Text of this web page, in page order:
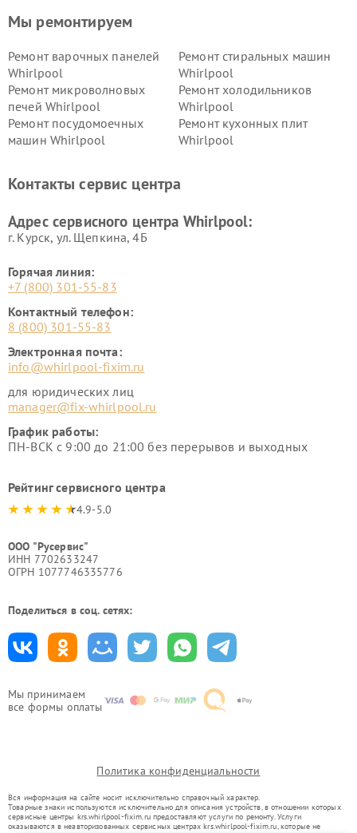
Мы принимаем
все формы оплаты
Мы ремонтируем
Ремонт варочных панелей
Whirlpool
Ремонт стиральных машин
Whirlpool
Ремонт микроволновых
печей Whirlpool
Ремонт холодильников
Whirlpool
Ремонт посудомоечных
машин Whirlpool
Ремонт кухонных плит
Whirlpool
Контакты сервис центра
Адрес сервисного центра Whirlpool:
г. Курск, ул. Щепкина, 4Б
Горячая линия:
+7 (800) 301-55-83
Контактный телефон:
8 (800) 301-55-83
Электронная почта:
info@whirlpool-fixim.ru
для юридических лиц
manager@fix-whirlpool.ru
График работы:
ПН-ВСК с 9:00 до 21:00 без перерывов и выходных
Рейтинг сервисного центра
4.9-5.0
ООО "Русервис"
ИНН 7702633247
ОГРН 1077746335776
Поделиться в соц. сетях:
Политика конфиденциальности
Вся информация на сайте носит исключительно справочный характер.
Товарные знаки используются исключительно для описания устройств, в отношении которых
сервисные центры krs.whirlpool-fixim.ru предоставляют услуги по ремонту. Услуги
оказываются в неавторизованных сервисных центрах krs.whirlpool-fixim.ru, которые не